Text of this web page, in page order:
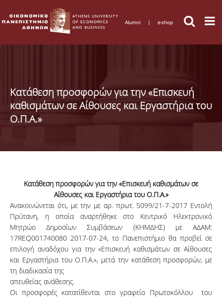
Alumni | e-shop
Κατάθεση προσφορών για την «Επισκευή
καθισμάτων σε Αίθουσες και Εργαστήρια του
Ο.Π.Α.»
Κατάθεση προσφορών για την «Επισκευή καθισμάτων σε
Αίθουσες και Εργαστήρια του Ο.Π.Α.»
Ανακοινώνεται ότι, με την με αρ. πρωτ. 5099/21-7-2017 Εντολή
Πρύτανη, η οποία αναρτήθηκε στο Κεντρικό Ηλεκτρονικό
Μητρώο Δημοσίων Συμβάσεων (ΚΗΜΔΗΣ) με ΑΔΑΜ:
17REQ001740080 2017-07-24, το Πανεπιστήμιο θα προβεί σε
επιλογή αναδόχου για την «Επισκευή καθισμάτων σε Αίθουσες
και Εργαστήρια του Ο.Π.Α.», μετά την κατάθεση προσφορών, με
τη διαδικασία της
απευθείας ανάθεσης.
Οι προσφορές κατατίθενται στο γραφείο Πρωτοκόλλου του